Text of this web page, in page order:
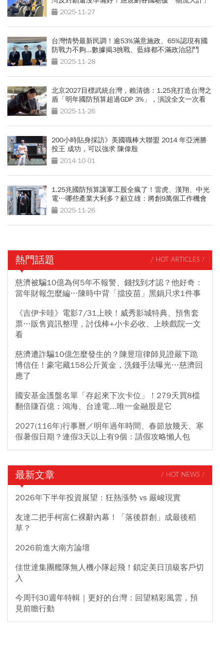
2025-11-27
台灣情勢最新民調！逾53%滿意施政、65%認現有國
防戰力不夠...數據揭3挑戰、藍綠都不滿政治惡鬥
2025-11-28
北京2027目標武統台灣，賴清德：1.25兆打造台灣之
盾「明年國防預算超過GDP 3%」，演說全文一次看
2025-11-26
200小時貼身採訪》美國職棒大聯盟 2014 年亞洲勝
投王 成功，可以強求 陳偉殷
2014-10-01
1.25兆國防預算讓軍工股全瘋了！雷虎、漢翔、中光
電…哪些產業大利多？顧立雄：將創9萬個工作機會
2025-11-26
熱門話題 / HOT ARTICLES /
慈濟被騙10億為何5年不報警、錢找到才認？他好奇：
當年財報怎麼編…陳時中背「擋疫苗」黑鍋只求1件事
《吉伊卡哇》電影7/31上映！威秀影城特典、預售套
票…販售資訊整理，討伐棒+小卡必收、上映戲院一文
看
慈濟遭詐騙10億怎麼發生的？陳昱瑄律師見證嚴下跪
博信任！豪宅藏158公斤黃金，洗錢手法曝光…慈濟回
應了
國安基金護盤名單「存起來下次卡位」！279天買8檔
翻倍賺百億：鴻海、台達電...唯一金融股是它
2027(116年)行事曆／明年過年時間、春節放幾天、寒
假暑假日期？連假3天以上有9個：請假攻略懶人包
最新文章 / HOT NEWS /
2026年下半年投資展望：狂熱漲勢 vs 嚴峻現實
友達二把手柯富仁裸辭內幕！「落後群創」成最後稻
草？
2026前進大南方論壇
佳世達集團艦隊無人機小隊起飛！鎖定美日頂級客戶切
入
今周刊30週年特輯｜更好的台灣：回望精彩風雲，預
見前瞻行動